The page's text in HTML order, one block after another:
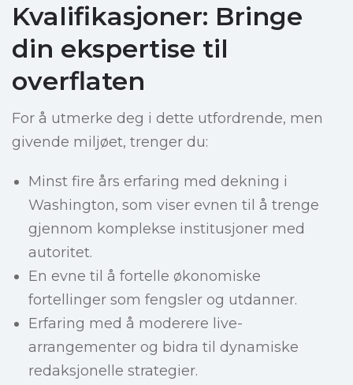
Kvalifikasjoner: Bringe
din ekspertise til
overflaten
For å utmerke deg i dette utfordrende, men
givende miljøet, trenger du:
Minst fire års erfaring med dekning i
Washington, som viser evnen til å trenge
gjennom komplekse institusjoner med
autoritet.
En evne til å fortelle økonomiske
fortellinger som fengsler og utdanner.
Erfaring med å moderere live-
arrangementer og bidra til dynamiske
redaksjonelle strategier.